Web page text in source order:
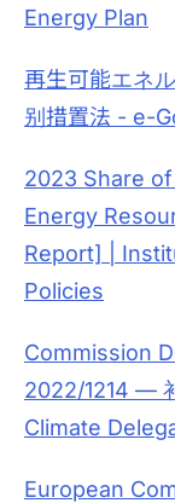
Energy Plan
再生可能エネ
别措置法 - e-
2023 Share
Energy
Report] |
Policies
Commission
2022/1214 —
Climate
European